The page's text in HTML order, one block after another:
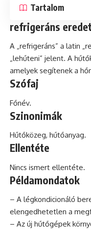
Tartalom
refrigeráns
A „refrigeráns” a latin
„lehűteni” jelent. A
amelyek segítenek a
Szófaj
Főnév.
Szinonimák
Hűtőközeg, hűtőanyag.
Ellentéte
Nincs ismert ellentéte.
Példamondatok
– A légkondicionáló
elengedhetetlen a
– Az új hűtőgépek